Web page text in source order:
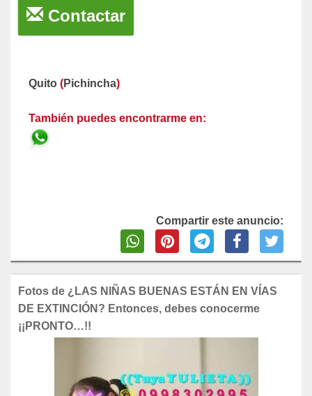
Contactar
Quito (Pichincha)
También puedes encontrarme en:
Compartir este anuncio:
Fotos de ¿LAS NIÑAS BUENAS ESTÁN EN VÍAS
DE EXTINCIÓN? Entonces, debes conocerme
¡¡PRONTO…!!